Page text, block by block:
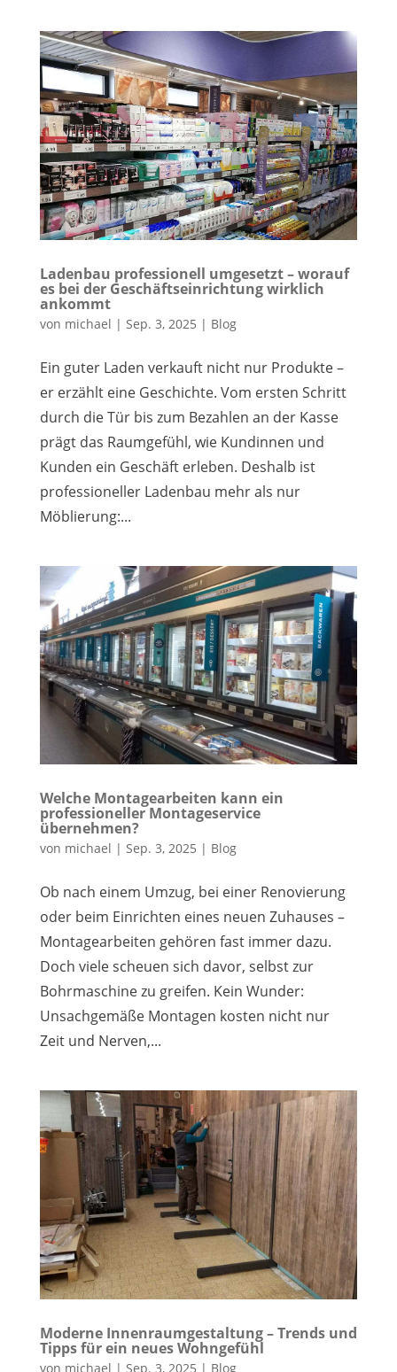
Ladenbau professionell umgesetzt – worauf
es bei der Geschäftseinrichtung wirklich
ankommt
von michael | Sep. 3, 2025 | Blog
Ein guter Laden verkauft nicht nur Produkte –
er erzählt eine Geschichte. Vom ersten Schritt
durch die Tür bis zum Bezahlen an der Kasse
prägt das Raumgefühl, wie Kundinnen und
Kunden ein Geschäft erleben. Deshalb ist
professioneller Ladenbau mehr als nur
Möblierung:...
Welche Montagearbeiten kann ein
professioneller Montageservice
übernehmen?
von michael | Sep. 3, 2025 | Blog
Ob nach einem Umzug, bei einer Renovierung
oder beim Einrichten eines neuen Zuhauses –
Montagearbeiten gehören fast immer dazu.
Doch viele scheuen sich davor, selbst zur
Bohrmaschine zu greifen. Kein Wunder:
Unsachgemäße Montagen kosten nicht nur
Zeit und Nerven,...
Moderne Innenraumgestaltung – Trends und
Tipps für ein neues Wohngefühl
von michael | Sep. 3, 2025 | Blog